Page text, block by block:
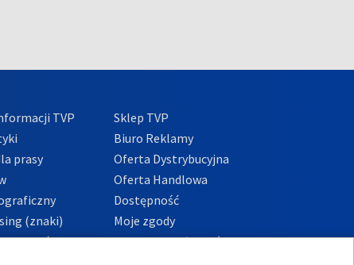
TVP
prasy
(znaki)
Sklep TVP
Biuro Reklamy
Oferta Dystrybucyjna
Oferta Handlowa
Dostępność
Moje zgody
Procedura zgłoszeń